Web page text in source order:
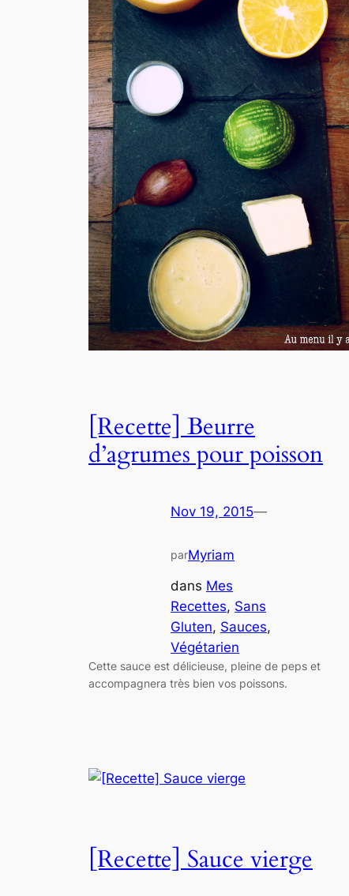
[Recette] Beurre
d’agrumes pour poisson
Nov 19, 2015—
parMyriam
dans Mes
Recettes, Sans
Gluten, Sauces
Végétarien
Cette sauce est délicieuse, pleine de peps et
accompagnera très bien vos poissons.
[Recette] Sauce vierge